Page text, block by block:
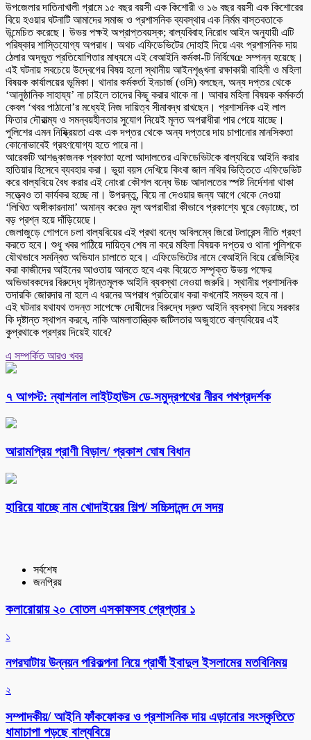
উপজেলার দাতিনাখালী গ্রামে ১৫ বছর বয়সী এক কিশোরী ও ১৬ বছর বয়সী এক কিশোরের
বিয়ে হওয়ার ঘটনাটি আমাদের সমাজ ও প্রশাসনিক ব্যবস্থার এক নির্মম বাস্তবতাকে
উন্মেচিত করেছে। উভয় পক্ষই অপ্রাপ্তবয়স্ক; বাল্যবিবাহ নিরোধ আইন অনুযায়ী এটি
পরিষ্কার শাস্তিযোগ্য অপরাধ। অথচ এফিডেভিটের দোহাই দিয়ে এবং প্রশাসনিক দায়
ঠেলার অদ্ভুত প্রতিযোগিতার মাধ্যমে এই বেআইনি কর্মকা-টি নির্বিঘেœ সম্পন্ন হয়েছে।
এই ঘটনায় সবচেয়ে উদ্বেগের বিষয় হলো স্থানীয় আইনশৃঙ্খলা রক্ষাকারী বাহিনী ও মহিলা
বিষয়ক কার্যালয়ের ভূমিকা। থানার কর্মকর্তা ইনচার্জ (ওসি) বলছেন, অন্য দপ্তর থেকে
‘আনুষ্ঠানিক সাহায্য’ না চাইলে তাদের কিছু করার থাকে না। আবার মহিলা বিষয়ক কর্মকর্তা
কেবল ‘খবর পাঠানো’র মধ্যেই নিজ দায়িত্ব সীমাবদ্ধ রাখছেন। প্রশাসনিক এই লাল
ফিতার দৌরাত্ম্য ও সমন্বয়হীনতার সুযোগ নিয়েই মূলত অপরাধীরা পার পেয়ে যাচ্ছে।
পুলিশের এমন নিষ্ক্রিয়তা এবং এক দপ্তর থেকে অন্য দপ্তরে দায় চাপানোর মানসিকতা
কোনোভাবেই গ্রহণযোগ্য হতে পারে না।
আরেকটি আশঙ্কাজনক প্রবণতা হলো আদালতের এফিডেভিটকে বাল্যবিয়ে আইনি করার
হাতিয়ার হিসেবে ব্যবহার করা। ভুয়া বয়স দেখিয়ে কিংবা জাল নথির ভিত্তিতে এফিডেভিট
করে বাল্যবিয়ে বৈধ করার এই নোংরা কৌশল বন্ধে উচ্চ আদালতের স্পষ্ট নির্দেশনা থাকা
সত্ত্বেও তা কার্যকর হচ্ছে না। উপরন্তু, বিয়ে না দেওয়ার জন্য আগে থেকে নেওয়া
‘লিখিত অঙ্গীকারনামা’ অমান্য করেও মূল অপরাধীরা কীভাবে প্রকাশ্যে ঘুরে বেড়াচ্ছে, তা
বড় প্রশ্ন হয়ে দাঁড়িয়েছে।
জেলাজুড়ে গোপনে চলা বাল্যবিয়ের এই প্রথা বন্ধে অবিলম্বে জিরো টলারেন্স নীতি গ্রহণ
করতে হবে। শুধু খবর পাঠিয়ে দায়িত্ব শেষ না করে মহিলা বিষয়ক দপ্তর ও থানা পুলিশকে
যৌথভাবে সমন্বিত অভিযান চালাতে হবে। এফিডেভিটের নামে বেআইনি বিয়ে রেজিস্ট্রি
করা কাজীদের আইনের আওতায় আনতে হবে এবং বিয়েতে সম্পৃক্ত উভয় পক্ষের
অভিভাবকদের বিরুদ্ধে দৃষ্টান্তমূলক আইনি ব্যবস্থা নেওয়া জরুরি। স্থানীয় প্রশাসনিক
তদারকি জোরদার না হলে এ ধরনের অপরাধ প্রতিরোধ করা কখনোই সম্ভব হবে না।
এই ঘটনার যথাযথ তদন্ত সাপেক্ষে দোষীদের বিরুদ্ধে দ্রুত আইনি ব্যবস্থা নিয়ে সরকার
কি দৃষ্টান্ত স্থাপন করবে, নাকি আমলাতান্ত্রিক জটিলতার অজুহাতে বাল্যবিয়ের এই
কুপ্রথাকে প্রশ্রয় দিয়েই যাবে?
এ সম্পর্কিত আরও খবর
৭ আগস্ট: ন্যাশনাল লাইটহাউস ডে-সমুদ্রপথের নীরব পথপ্রদর্শক
আরামপ্রিয় প্রাণী বিড়াল/ প্রকাশ ঘোষ বিধান
হারিয়ে যাচ্ছে নাম খোদাইয়ের শিল্প/ সচ্চিদানন্দ দে সদয়
সর্বশেষ
জনপ্রিয়
কলারোয়ায় ২০ বোতল এসকাফসহ গ্রেপ্তার ১
১
নগরঘাটায় উন্নয়ন পরিকল্পনা নিয়ে প্রার্থী ইবাদুল ইসলামের মতবিনিময়
২
সম্পাদকীয়/ আইনি ফাঁকফোকর ও প্রশাসনিক দায় এড়ানোর সংস্কৃতিতে
ধামাচাপা পড়ছে বাল্যবিয়ে